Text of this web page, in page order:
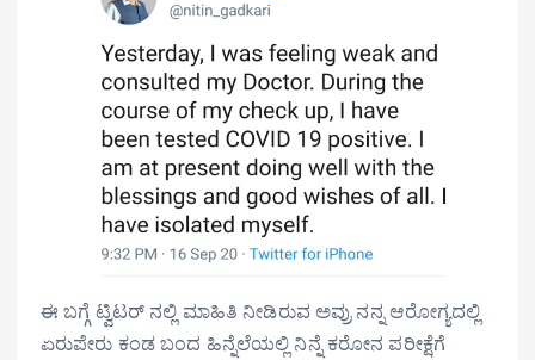
ಈ ಬಗ್ಗೆ ಟ್ವಿಟರ್ ನಲ್ಲಿ ಮಾಹಿತಿ ನೀಡಿರುವ ಅವ್ರು ನನ್ನ ಆರೋಗ್ಯದಲ್ಲಿ
ಏರುಪೇರು ಕಂಡ ಬಂದ ಹಿನ್ನೆಲೆಯಲ್ಲಿ ನಿನ್ನೆ ಕರೋನ ಪರೀಕ್ಷೆಗೆ